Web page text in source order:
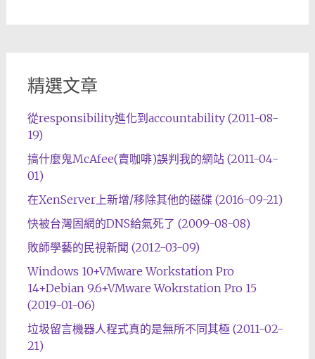
精選文章
從responsibility進化到accountability (2011-08-
19)
搞什麼鬼McAfee(賣咖啡)誤判我的網站 (2011-04-
01)
在XenServer上新增/移除其他的磁碟 (2016-09-21)
快被台灣固網的DNS給氣死了 (2009-08-08)
敗師學藝的民視新聞 (2012-03-09)
Windows 10+VMware Workstation Pro
14+Debian 9.6+VMware Wokrstation Pro 15
(2019-01-06)
垃圾留言機器人程式真的是無所不同其極 (2011-02-
21)